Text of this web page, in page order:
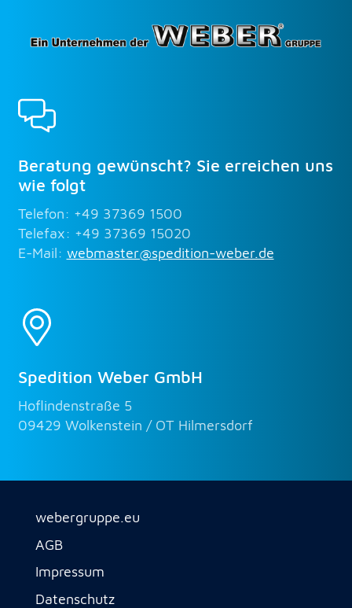
Beratung gewünscht? Sie erreichen uns
wie folgt
Telefon: +49 37369 1500
Telefax: +49 37369 15020
E-Mail: webmaster@spedition-weber.de
Spedition Weber GmbH
Hoflindenstraße 5
09429 Wolkenstein / OT Hilmersdorf
webergruppe.eu
AGB
Impressum
Datenschutz